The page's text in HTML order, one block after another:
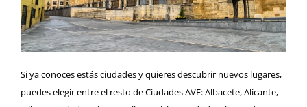
Si ya conoces estás ciudades y quieres descubrir nuevos lugares,
puedes elegir entre el resto de Ciudades AVE: Albacete, Alicante,